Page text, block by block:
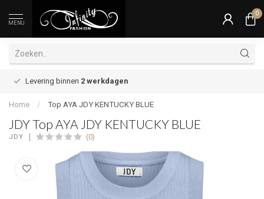
MENU
0
Levering binnen 2 werkdagen
Home / Top AYA JDY KENTUCKY BLUE
JDY Top AYA JDY KENTUCKY BLUE
JDY (0)